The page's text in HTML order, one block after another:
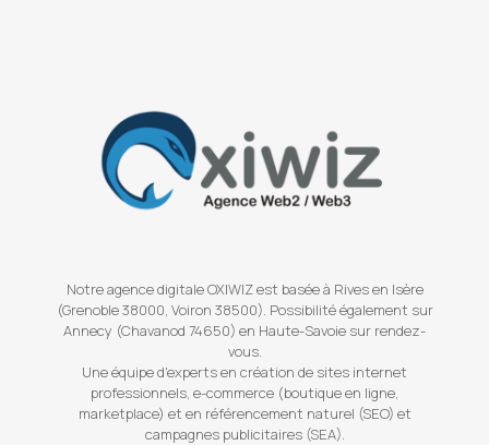
Notre agence digitale OXIWIZ est basée à Rives en Isère
(Grenoble 38000, Voiron 38500). Possibilité également sur
Annecy (Chavanod 74650) en Haute-Savoie sur rendez-
vous.
Une équipe d'experts en création de sites internet
professionnels, e-commerce (boutique en ligne,
marketplace) et en référencement naturel (SEO) et
campagnes publicitaires (SEA).